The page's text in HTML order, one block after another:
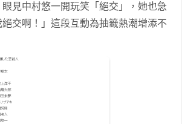
見中村悠一開玩笑「絕交」，她也急
交啊！」這段互動為抽籤熱潮增添不